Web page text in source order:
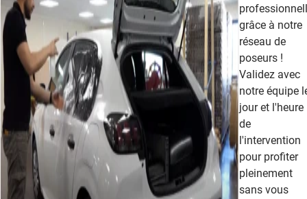
grâce à notre
réseau de
poseurs !
Validez avec
notre équipe
jour et l'heure
de
l'intervention
pour profiter
pleinement
sans vous